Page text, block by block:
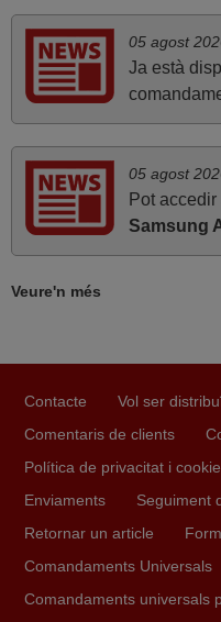
Encara no ho l'he
amplitud de la
los. Això és treballar bé
Molt bé
05 agost
Ja està
05 agost
Pot
Samsung
Veure'n més
Contacte Vol ser
Comentaris de clients
Política de privacitat i
Enviaments
Seguiment
Retornar un article
Comandaments Universals
Comandaments universals